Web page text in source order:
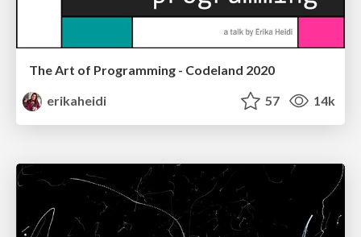
The Art of Programming - Codeland 2020
erikaheidi
57 14k